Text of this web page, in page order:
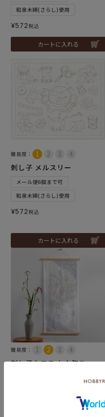
和泉木綿(さらし)使用
¥572税込
カートに入れる
難易度：
刺し子 メルスリー
メール便6個まで可
和泉木綿(さらし)使用
¥572税込
カートに入れる
難易度：
刺し子クロス 七夕飾り